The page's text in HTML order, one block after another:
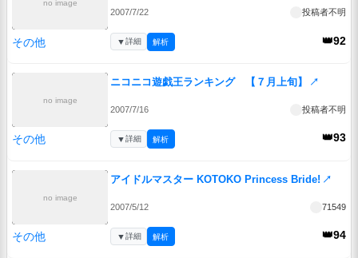
no image
2007/7/22 投稿者不明
その他 👑92
▼詳細 解析
no image
ニコニコ遊戯王ランキング 【７月上旬】 ↗
2007/7/16 投稿者不明
その他 👑93
▼詳細 解析
no image
アイドルマスター KOTOKO Princess Bride! ↗
2007/5/12 71549
その他 👑94
▼詳細 解析